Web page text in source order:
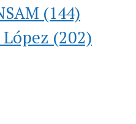
(144)
(202)